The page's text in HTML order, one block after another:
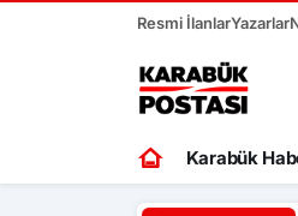
Resmi İlanlarYazarlar
Karabük